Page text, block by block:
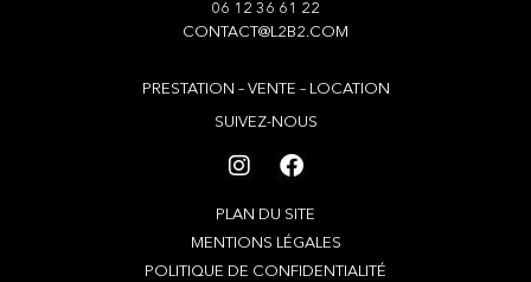
06 12 36 61 22
CONTACT@L2B2.COM
PRESTATION – VENTE – LOCATION
SUIVEZ-NOUS
PLAN DU SITE
MENTIONS LÉGALES
POLITIQUE DE CONFIDENTIALITÉ